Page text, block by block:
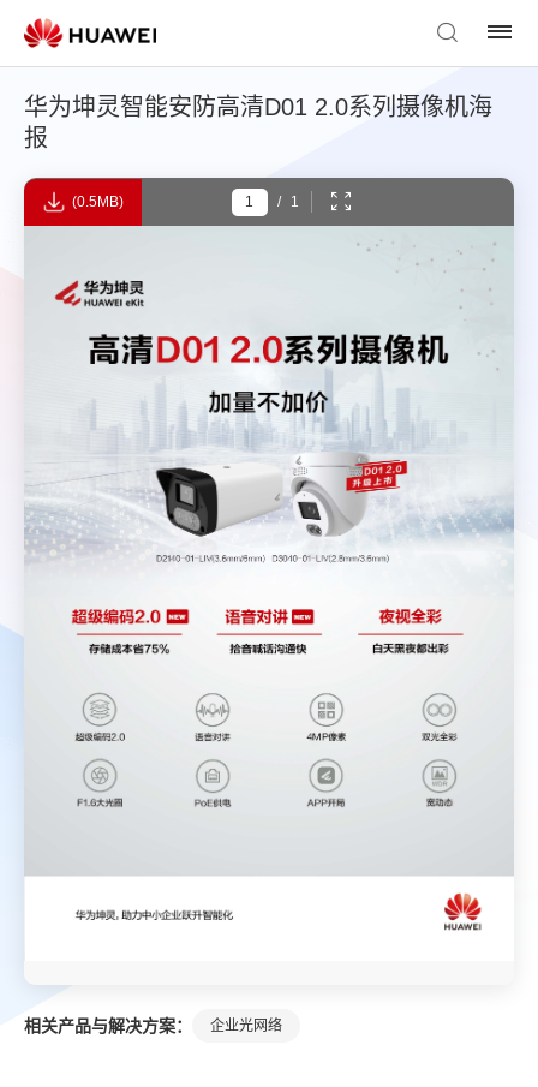
华为坤灵智能安防高清D01 2.0系列摄像机海
报
相关产品与解决方案： 企业光网络
(0.5MB) / 1